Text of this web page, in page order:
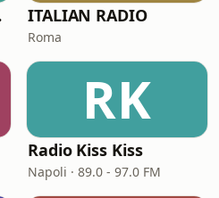
ITALIAN RADIO
Roma
RK
Radio Kiss Kiss
Napoli · 89.0 - 97.0 FM